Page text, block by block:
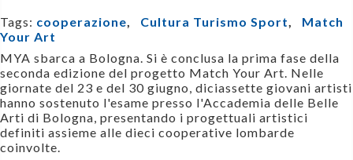
Tags: cooperazione, Cultura Turismo Sport, Match
Your Art
MYA sbarca a Bologna. Si è conclusa la prima fase della
seconda edizione del progetto Match Your Art. Nelle
giornate del 23 e del 30 giugno, diciassette giovani artisti
hanno sostenuto l'esame presso l'Accademia delle Belle
Arti di Bologna, presentando i progettuali artistici
definiti assieme alle dieci cooperative lombarde
coinvolte.